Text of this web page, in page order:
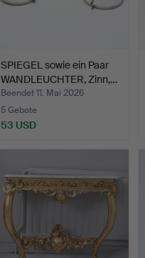
SPIEGEL sowie ein Paar
WANDLEUCHTER, Zinn,…
Beendet 11. Mai 2026
5 Gebote
53 USD